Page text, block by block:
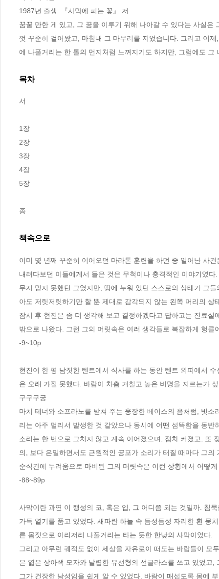
1987년 출생. 『사막에 피는 꽃』 저.
꿈꿀 만한 게 있고, 그 꿈을 이루기 위해 나아갈 수 있다는 사실
껏 꾸준히 걸어왔고, 마침내 그 마무리를 지었습니다. 그리고 이
에 나풀거리는 한 톨의 먼지처럼 느껴지기도 하지만, 그럼에도
목차
서
1장
2장
3장
4장
5장
종
책속으로
이미 몇 년째 꾸준히 이어오던 마라톤 훈련을 하던 중 일어난 사
내려다보던 이들에게서 들은 것은 무척이나 충격적인 이야기였
무지 믿지 못했던 그였지만, 땅에 누워 있던 스스로의 상태가 그
아도 저릿저릿하기만 할 뿐 제대로 감각되지 않는 왼쪽 머리의
잠시 후 현진은 좀 더 생각해 보고 결정하겠다고 답하고는 진료
밖으로 나왔다. 그런 그의 머릿속은 여러 생각들로 복잡하게 헝클
-9~10p
현진이 한 평 남짓한 텐트에서 식사를 하는 동안 텐트 외피에서
은 오래 가질 못했다. 바람이 차츰 거칠고 높은 비명을 지르는가
구구구궁
마치 테너와 소프라노를 받쳐 주는 웅장한 베이스의 음처럼, 빗
리는 아주 멀리서 발생한 것 같았으나 동시에 어떤 섬뜩함을 동
소리는 한 번으로 그치지 않고 계속 이어졌으며, 점차 커졌고, 또
의, 보다 은밀하면서도 근원적인 공포가 소리가 터질 때마다 그
순식간에 두려움으로 마비된 그의 머릿속은 이런 상황에서 어떻
-88~89p
사막이란 과연 이 행성의 코, 혹은 입, 그 어디쯤 되는 것일까. 침
가득 열기를 품고 있었다. 새파란 하늘 속 듬성듬성 자리한 흰 뭉
른 몸짓으로 이리저리 나풀거리는 타는 듯한 한낮의 사막이었다.
그리고 아무런 궤적도 없이 세상을 자유로이 떠도는 바람들이
은 엷은 상아색 모자와 날렵한 유선형의 선글라스를 쓰고 있었고
그가 건장한 남성임을 쉽게 알 수 있었다. 바람이 매섭도록 몸에